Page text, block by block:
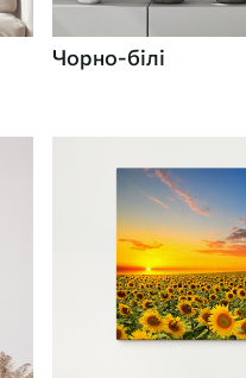
Чорно-білі